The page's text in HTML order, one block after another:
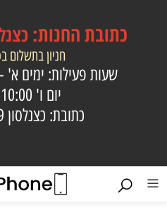
כתובתהחנות: כצנלסון
חניון בתשלום
שעות פעילות: ימים א'
יום ו' 10:00 - 14:30
כתובת: כצנלסון 109, גבעתיים